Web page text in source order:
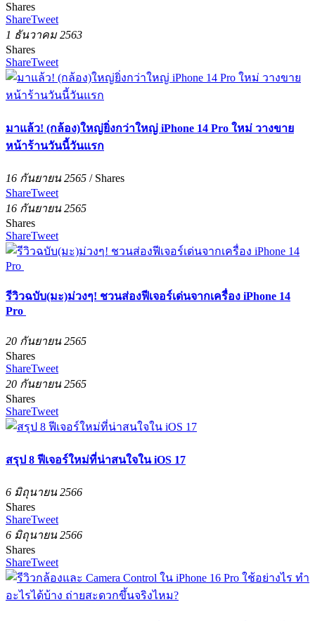
Shares
ShareTweet
1 ธันวาคม 2563
Shares
ShareTweet
มาแล้ว! (กล้อง)ใหญ่ยิ่งกว่าใหญ่ iPhone 14 Pro ใหม่ วางขาย
หน้าร้านวันนี้วันแรก
16 กันยายน 2565 / Shares
ShareTweet
16 กันยายน 2565
Shares
ShareTweet
รีวิวฉบับ(มะ)ม่วงๆ! ชวนส่องฟีเจอร์เด่นจากเครื่อง iPhone 14
Pro
20 กันยายน 2565
Shares
ShareTweet
20 กันยายน 2565
Shares
ShareTweet
สรุป 8 ฟีเจอร์ใหม่ที่น่าสนใจใน iOS 17
6 มิถุนายน 2566
Shares
ShareTweet
6 มิถุนายน 2566
Shares
ShareTweet